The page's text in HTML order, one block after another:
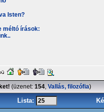
Isten?
méltó írások:
(üzenet: 154, Vallás, filozófia)
Lista: